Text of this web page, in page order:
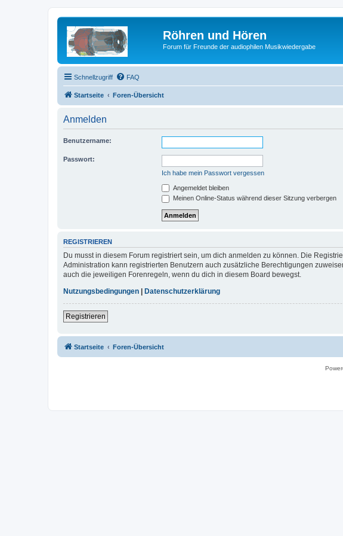
Röhren und Hören
Forum für Freunde der audiophilen Musikwiedergabe
Schnellzugriff FAQ
Startseite Foren-Übersicht
Anmelden
Benutzername:
Passwort:
Ich habe mein Passwort vergessen
Angemeldet bleiben
Meinen Online-Status während dieser Sitzung verbergen
REGISTRIEREN
Du musst in diesem Forum registriert sein, um dich anmelden zu können. Die
Administration kann registrierten Benutzern auch zusätzliche Berechtigungen
auch die jeweiligen Forenregeln, wenn du dich in diesem Board bewegst.
Nutzungsbedingungen
Datenschutzerklärung
Registrieren
Startseite Foren-Übersicht